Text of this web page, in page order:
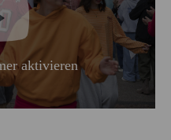
aktivieren